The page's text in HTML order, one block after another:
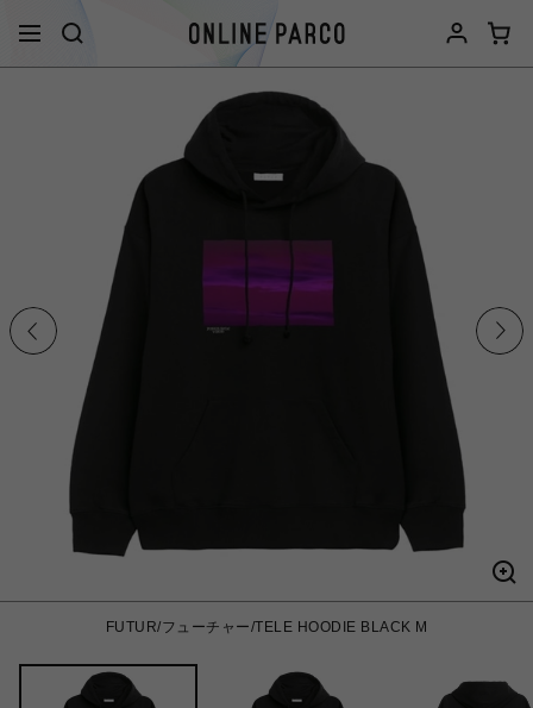
FUTUR/フューチャー/TELE HOODIE BLACK M